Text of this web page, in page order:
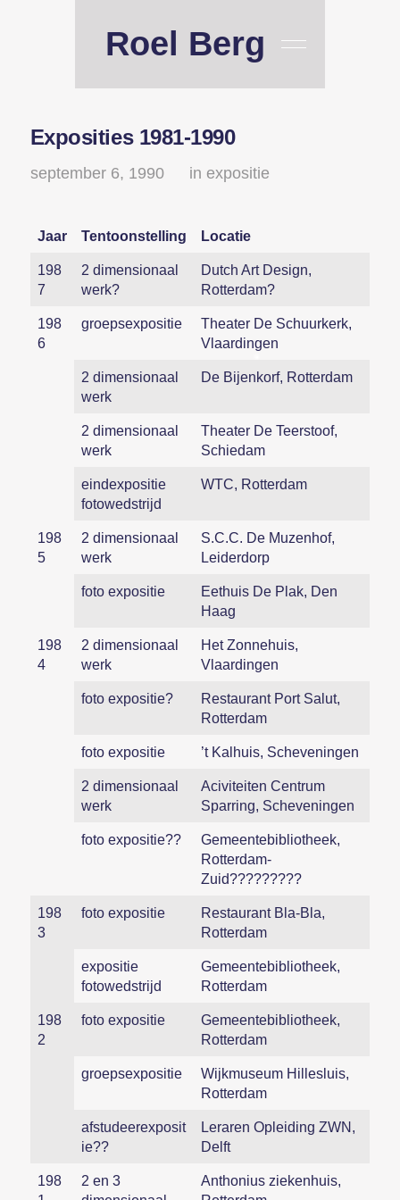
Roel Berg
Exposities 1981-1990
september 6, 1990 in expositie
Jaar Tentoonstelling Locatie
198
7
2 dimensionaal
werk?
Dutch Art Design,
Rotterdam?
198
6
groepsexpositie
Theater De Schuurkerk,
Vlaardingen
2 dimensionaal
werk
De Bijenkorf, Rotterdam
2 dimensionaal
werk
Theater De Teerstoof,
Schiedam
eindexpositie
fotowedstrijd
WTC, Rotterdam
198
5
2 dimensionaal
werk
S.C.C. De Muzenhof,
Leiderdorp
foto expositie
Eethuis De Plak, Den
Haag
198
4
2 dimensionaal
werk
Het Zonnehuis,
Vlaardingen
foto expositie?
Restaurant Port Salut,
Rotterdam
foto expositie ’t Kalhuis, Scheveningen
2 dimensionaal
werk
Aciviteiten Centrum
Sparring, Scheveningen
foto expositie??
Gemeentebibliotheek,
Rotterdam-
Zuid?????????
198
3
foto expositie
Restaurant Bla-Bla,
Rotterdam
expositie
fotowedstrijd
Gemeentebibliotheek,
Rotterdam
198
2
foto expositie
Gemeentebibliotheek,
Rotterdam
groepsexpositie
Wijkmuseum Hillesluis,
Rotterdam
afstudeerexposit
ie??
Leraren Opleiding ZWN,
Delft
198
2 en 3
Anthonius ziekenhuis,